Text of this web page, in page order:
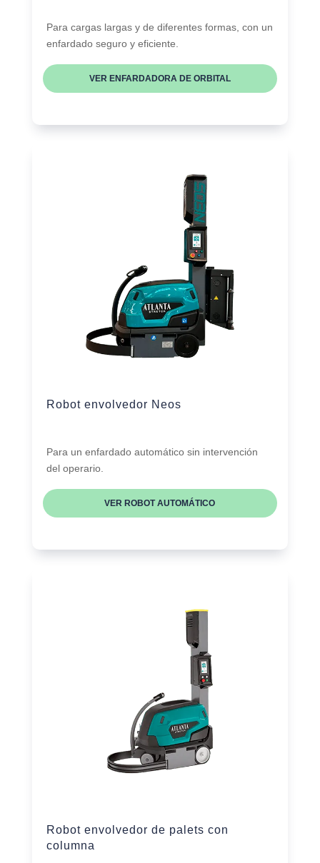
Para cargas largas y de diferentes formas, con un
enfardado seguro y eficiente.
VER ENFARDADORA DE ORBITAL
Robot envolvedor Neos
Para un enfardado automático sin intervención
del operario.
VER ROBOT AUTOMÁTICO
Robot envolvedor de palets con
columna